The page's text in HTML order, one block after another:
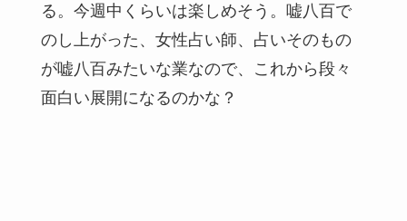
る。今週中くらいは楽しめそう。嘘八百で
のし上がった、女性占い師、占いそのもの
が嘘八百みたいな業なので、これから段々
面白い展開になるのかな？